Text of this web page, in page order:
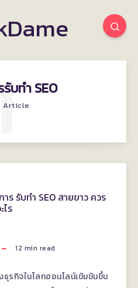
บทำ SEO
Article
ร รับทำ SEO สายขาว ควร
ไร
12 min read
รกิจในโลกออนไลน์เข้มข้นขึ้น